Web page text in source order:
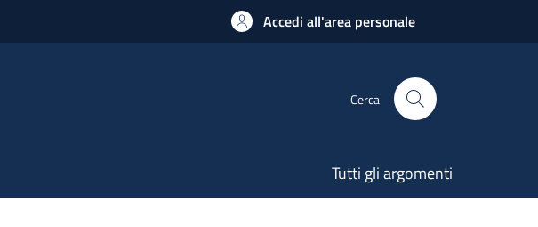
Accedi all'area personale
Cerca
Tutti gli argomenti